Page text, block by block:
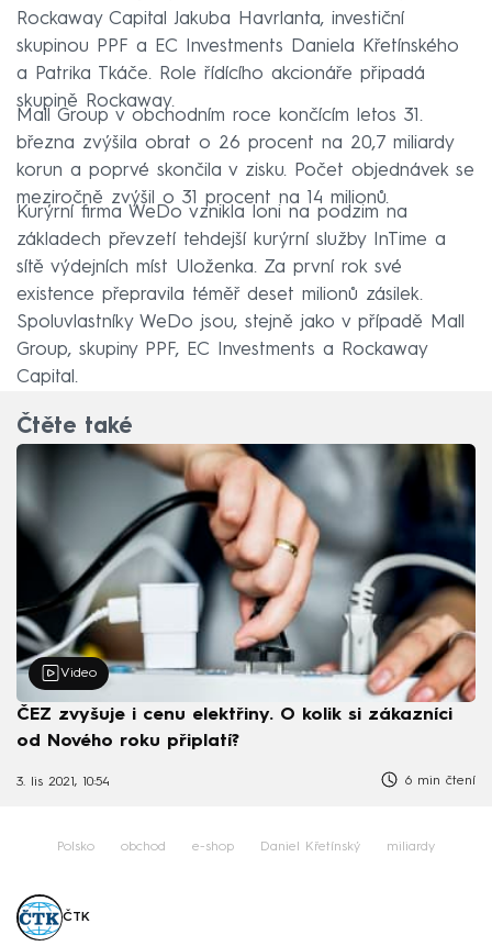
Rockaway Capital Jakuba Havrlanta, investiční
skupinou PPF a EC Investments Daniela Křetínského
a Patrika Tkáče. Role řídícího akcionáře připadá
skupině Rockaway.
Mall Group v obchodním roce končícím letos 31.
března zvýšila obrat o 26 procent na 20,7 miliardy
korun a poprvé skončila v zisku. Počet objednávek se
meziročně zvýšil o 31 procent na 14 milionů.
Kurýrní firma WeDo vznikla loni na podzim na
základech převzetí tehdejší kurýrní služby InTime a
sítě výdejních míst Uloženka. Za první rok své
existence přepravila téměř deset milionů zásilek.
Spoluvlastníky WeDo jsou, stejně jako v případě Mall
Group, skupiny PPF, EC Investments a Rockaway
Capital.
Čtěte také
Video
ČEZ zvyšuje i cenu elektřiny. O kolik si zákazníci
od Nového roku připlatí?
3. lis 2021, 10:54 6 min čtení
Polsko obchod e-shop Daniel Křetínský miliardy
ČTK